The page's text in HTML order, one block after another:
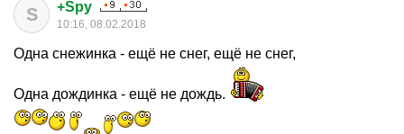
S +Spy
10:16, 08.02.2018
Одна снежинка - ещё не снег, ещё не снег,
Одна дождинка - ещё не дождь.